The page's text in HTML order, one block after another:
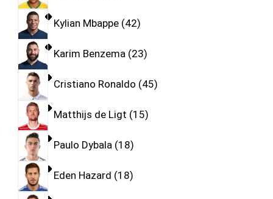
Kylian Mbappe 42
Karim Benzema 23
Cristiano Ronaldo 45
Matthijs de Ligt 15
Paulo Dybala 18
Eden Hazard 18